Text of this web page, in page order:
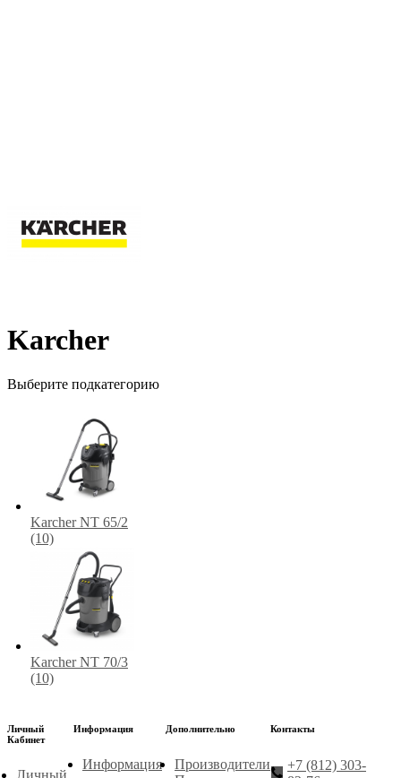
Karcher
Выберите подкатегорию
Karcher NT 65/2
(10)
Karcher NT 70/3
(10)
Личный
Кабинет
Личный
Информация
Информация
Дополнительно
Производители
Контакты
+7 (812) 303-